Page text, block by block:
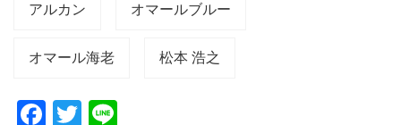
アルカン オマールブルー
オマール海老 松本 浩之
F
T